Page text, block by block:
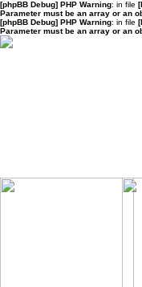
[phpBB Debug] PHP Warning: in file
Parameter must be an array or an
[phpBB Debug] PHP Warning: in file
Parameter must be an array or an